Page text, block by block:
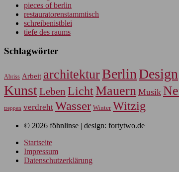
pieces of berlin
restauratorenstammtisch
schreibenistblei
tiefe des raums
Schlagwörter
Abriss Arbeit architekturBerlin Design
KunstLeben LichtMauern Musik
treppen verdreht Wasser Winter Witzig
© 2026 föhnlinse | design: fortytwo.de
Startseite
Impressum
Datenschutzerklärung